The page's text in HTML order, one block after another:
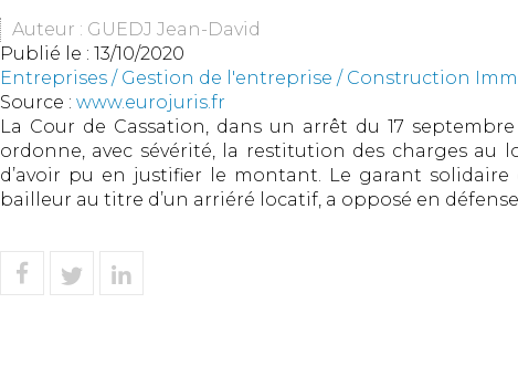
Auteur : GUEDJ Jean-David
Publié le : 13/10/2020
Entreprises / Gestion de l'entreprise / Construction
Source : www.eurojuris.fr
La Cour de Cassation, dans un arrêt du 17 septembre
ordonne, avec sévérité, la restitution des charges au
d’avoir pu en justifier le montant. Le garant solidaire
bailleur au titre d’un arriéré locatif, a opposé en